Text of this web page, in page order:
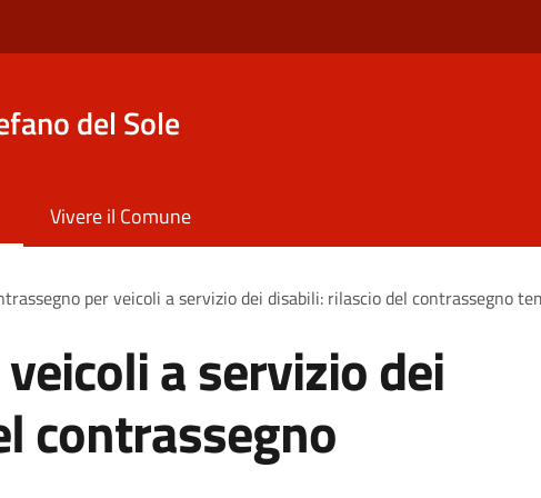
del Sole
Vivere il Comune
per veicoli a servizio dei disabili: rilascio del contrassegno
a servizio dei
contrassegno